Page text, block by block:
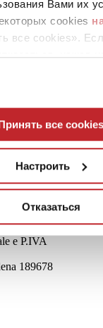
Вами их
cookies
все cookies».
нажав
все
Настроить
Отказаться
- Italy
e P.IVA
189678